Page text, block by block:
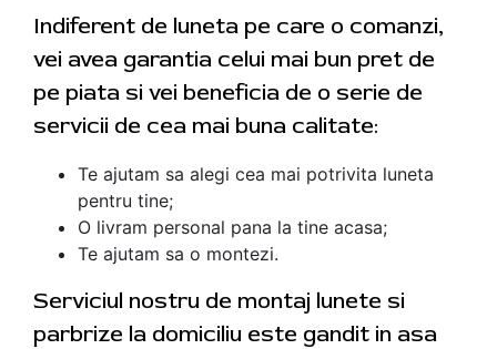
Indiferent de luneta pe care o comanzi,
vei avea garantia celui mai bun pret de
pe piata si vei beneficia de o serie de
servicii de cea mai buna calitate:
Te ajutam sa alegi cea mai potrivita luneta
pentru tine;
O livram personal pana la tine acasa;
Te ajutam sa o montezi.
Serviciul nostru de montaj lunete si
parbrize la domiciliu este gandit in asa